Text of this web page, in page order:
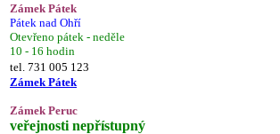
Zámek Pátek
Pátek nad Ohří
Otevřeno pátek - neděle
10 - 16 hodin
tel. 731 005 123
Zámek Pátek
Zámek Peruc
veřejnosti nepřístupný